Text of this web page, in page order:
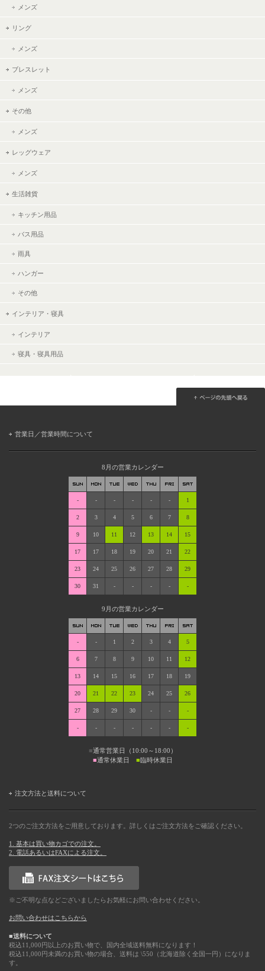
メンズ
リング
メンズ
ブレスレット
メンズ
その他
メンズ
レッグウェア
メンズ
生活雑貨
キッチン用品
バス用品
雨具
ハンガー
その他
インテリア・寝具
インテリア
寝具・寝具用品
営業日／営業時間について
8月の営業カレンダー
- - - - - - 1
2 3 4 5 6 7 8
9 10 11 12 13 14 15
17 17 18 19 20 21 22
23 24 25 26 27 28 29
30 31 - - - - -
9月の営業カレンダー
- - 1 2 3 4 5
6 7 8 9 10 11 12
13 14 15 16 17 18 19
20 21 22 23 24 25 26
27 28 29 30 - - -
- - - - - - -
■通常営業日（10:00～18:00）
■通常休業日 ■臨時休業日
注文方法と送料について
2つのご注文方法をご用意しております。詳しくはご注文方法をご確認ください。
1. 基本は買い物カゴでの注文。
2. 電話あるいはFAXによる注文。
※ご不明な点などございましたらお気軽にお問い合わせください。
お問い合わせはこちらから
■送料について
税込11,000円以上のお買い物で、国内全域送料無料になります！
税込11,000円未満のお買い物の場合、送料は \550（北海道除く全国一円）になりま
す。